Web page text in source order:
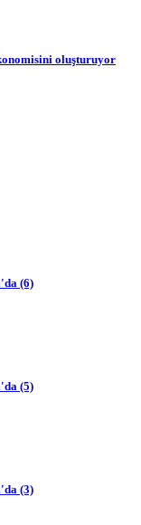
oluşturuyor
(6)
(5)
(3)